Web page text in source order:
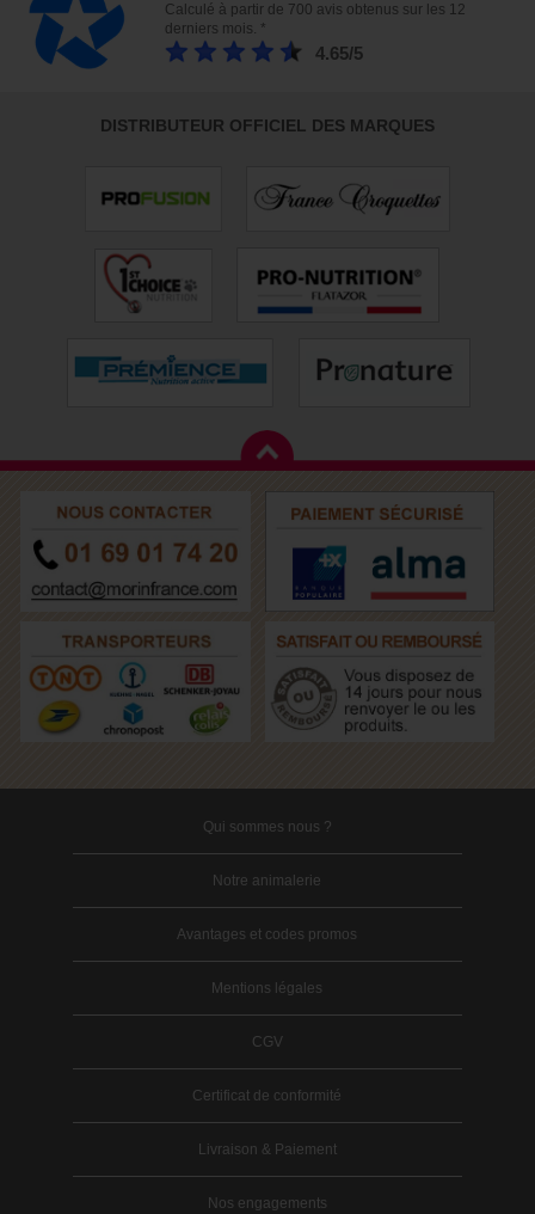
Calculé à partir de 700 avis obtenus sur les 12
derniers mois. *
4.65/5
DISTRIBUTEUR OFFICIEL DES MARQUES
Qui sommes nous ?
Notre animalerie
Avantages et codes promos
Mentions légales
CGV
Certificat de conformité
Livraison & Paiement
Nos engagements